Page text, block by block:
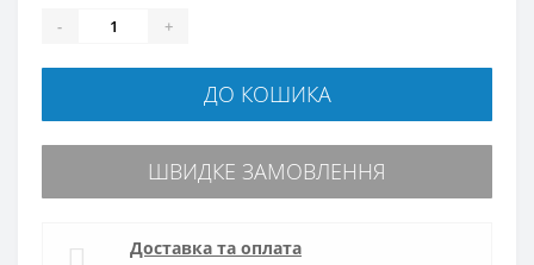
- +
ДО КОШИКА
ШВИДКЕ ЗАМОВЛЕННЯ
Доставка та оплата